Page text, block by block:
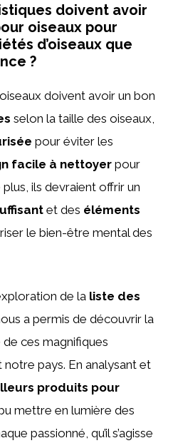
doivent avoir
oiseaux pour
d’oiseaux que
?
doivent avoir un bon
selon la taille des oiseaux,
pour éviter les
facile à nettoyer pour
plus, ils devraient offrir un
et des éléments
le bien-être mental des
de la liste des
a permis de découvrir la
ces magnifiques
pays. En analysant et
produits pour
mettre en lumière des
passionné, qu’il s’agisse